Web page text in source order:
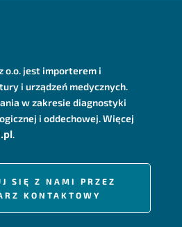
o.o. jest importerem i
i urządzeń medycznych.
w zakresie diagnostyki
i oddechowej. Więcej
.
SIĘ Z NAMI PRZEZ
KONTAKTOWY